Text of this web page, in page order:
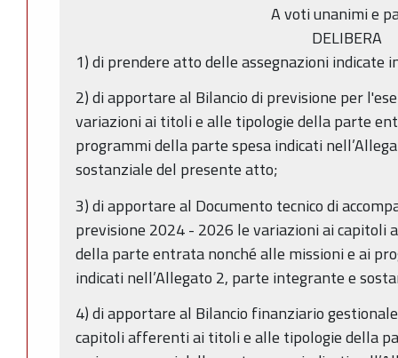
A voti unanimi e
DELIBERA
1) di prendere atto delle assegnazioni indicate
2) di apportare al Bilancio di previsione per
variazioni ai titoli e alle tipologie della parte
programmi della parte spesa indicati
sostanziale del presente atto;
3) di apportare al Documento tecnico di
previsione 2024 - 2026 le variazioni ai
della parte entrata nonché alle missioni e ai
indicati nell’Allegato 2, parte integrante e
4) di apportare al Bilancio finanziario
capitoli afferenti ai titoli e alle tipologie della